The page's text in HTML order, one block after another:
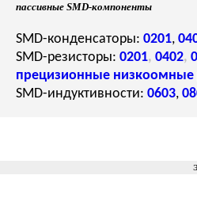
пассивные SMD-компоненты
SMD-конденсаторы: 0201,
SMD-резисторы: 0201, 0402,
прецизионные низкоомные
SMD-индуктивности: 0603,